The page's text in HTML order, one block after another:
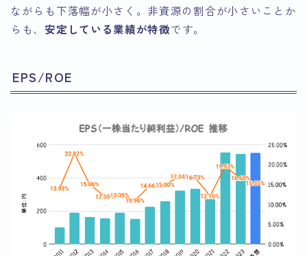
ながらも下落幅が小さく。非資源の割合が小さいことか
らも、 安定している業績が特徴です。
EPS/ROE